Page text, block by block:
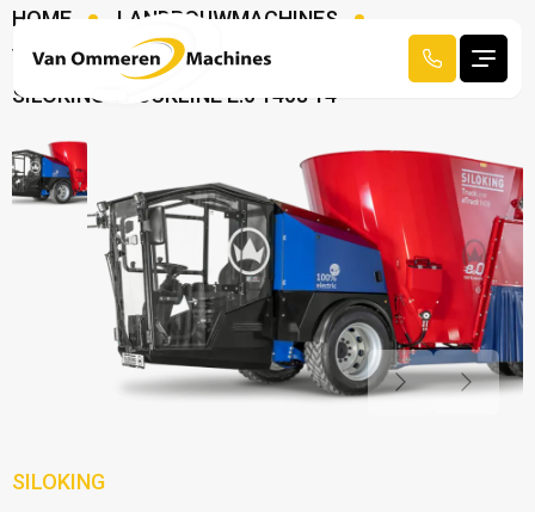
HOME
LANDBOUWMACHINES
VOERMENGWAGENS
SILOKING TRUCKLINE E.0 1408 14
SILOKING